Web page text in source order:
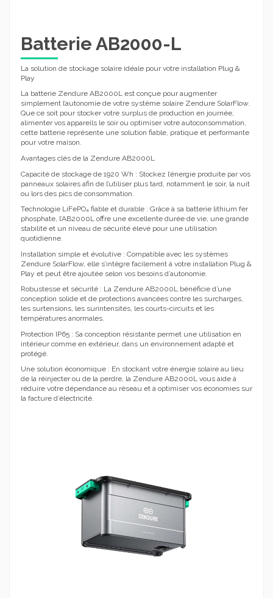
Batterie AB2000-L
La solution de stockage solaire idéale pour votre installation Plug &
Play
La batterie Zendure AB2000L est conçue pour augmenter
simplement l’autonomie de votre système solaire Zendure SolarFlow.
Que ce soit pour stocker votre surplus de production en journée,
alimenter vos appareils le soir ou optimiser votre autoconsommation,
cette batterie représente une solution fiable, pratique et performante
pour votre maison.
Avantages clés de la Zendure AB2000L
Capacité de stockage de 1920 Wh : Stockez l’énergie produite par vos
panneaux solaires afin de l’utiliser plus tard, notamment le soir, la nuit
ou lors des pics de consommation.
Technologie LiFePO₄ fiable et durable : Grâce à sa batterie lithium fer
phosphate, l’AB2000L offre une excellente durée de vie, une grande
stabilité et un niveau de sécurité élevé pour une utilisation
quotidienne.
Installation simple et évolutive : Compatible avec les systèmes
Zendure SolarFlow, elle s’intègre facilement à votre installation Plug &
Play et peut être ajoutée selon vos besoins d’autonomie.
Robustesse et sécurité : La Zendure AB2000L bénéficie d’une
conception solide et de protections avancées contre les surcharges,
les surtensions, les surintensités, les courts-circuits et les
températures anormales.
Protection IP65 : Sa conception résistante permet une utilisation en
intérieur comme en extérieur, dans un environnement adapté et
protégé.
Une solution économique : En stockant votre énergie solaire au lieu
de la réinjecter ou de la perdre, la Zendure AB2000L vous aide à
réduire votre dépendance au réseau et à optimiser vos économies sur
la facture d’électricité.